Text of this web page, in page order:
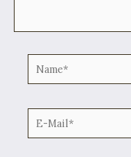
Name*
E-
Mail*